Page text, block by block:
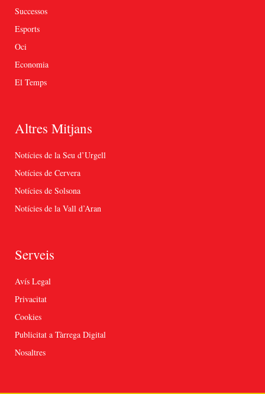
Successos
Esports
Oci
Economia
El Temps
Altres Mitjans
Notícies de la Seu d’Urgell
Notícies de Cervera
Notícies de Solsona
Notícies de la Vall d’Aran
Serveis
Avís Legal
Privacitat
Cookies
Publicitat a Tàrrega Digital
Nosaltres